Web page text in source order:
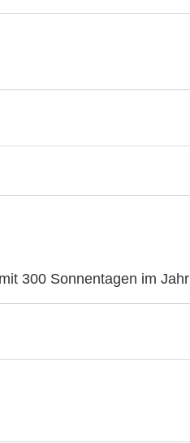
300 Sonnentagen im Jahr